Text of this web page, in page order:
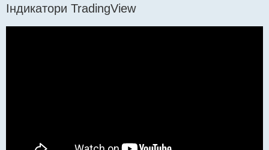
Індикатори TradingView